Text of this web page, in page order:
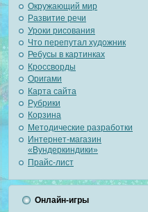
Окружающий мир
Развитие речи
Уроки рисования
Что перепутал художник
Ребусы в картинках
Кроссворды
Оригами
Карта сайта
Рубрики
Корзина
Методические разработки
Интернет-магазин
«Вундеркиндики»
Прайс-лист
Онлайн-игры